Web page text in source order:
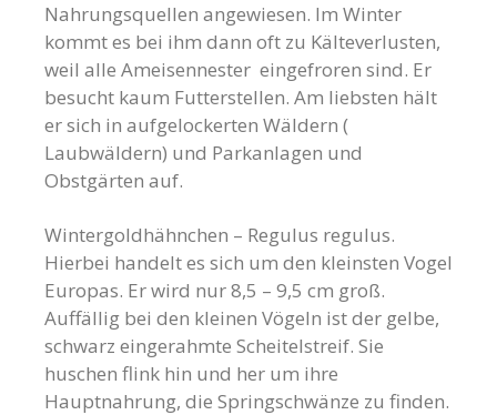
Nahrungsquellen angewiesen. Im Winter
kommt es bei ihm dann oft zu Kälteverlusten,
weil alle Ameisennester eingefroren sind. Er
besucht kaum Futterstellen. Am liebsten hält
er sich in aufgelockerten Wäldern (
Laubwäldern) und Parkanlagen und
Obstgärten auf.
Wintergoldhähnchen – Regulus regulus.
Hierbei handelt es sich um den kleinsten Vogel
Europas. Er wird nur 8,5 – 9,5 cm groß.
Auffällig bei den kleinen Vögeln ist der gelbe,
schwarz eingerahmte Scheitelstreif. Sie
huschen flink hin und her um ihre
Hauptnahrung, die Springschwänze zu finden.